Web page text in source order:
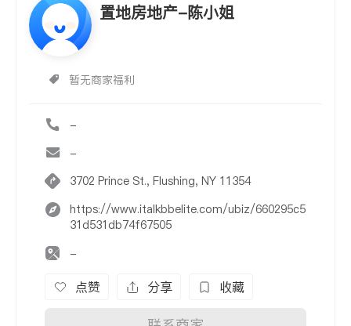
置地房地产-陈小姐
暂无商家福利
-
-
3702 Prince St., Flushing, NY 11354
https://www.italkbbelite.com/ubiz/660295c5
31d531db74f67505
-
点赞 分享 收藏